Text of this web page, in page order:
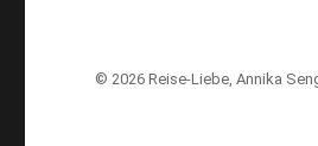
© 2026Reise-Liebe, Annika